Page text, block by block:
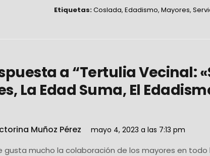
Etiquetas:Coslada, Edadismo, Mayores,
a “Tertulia Vecinal:
La Edad Suma, El
Muñoz Pérez mayo 4, 2023 a las 7:13 pm
gusta mucho la colaboración de los mayores en